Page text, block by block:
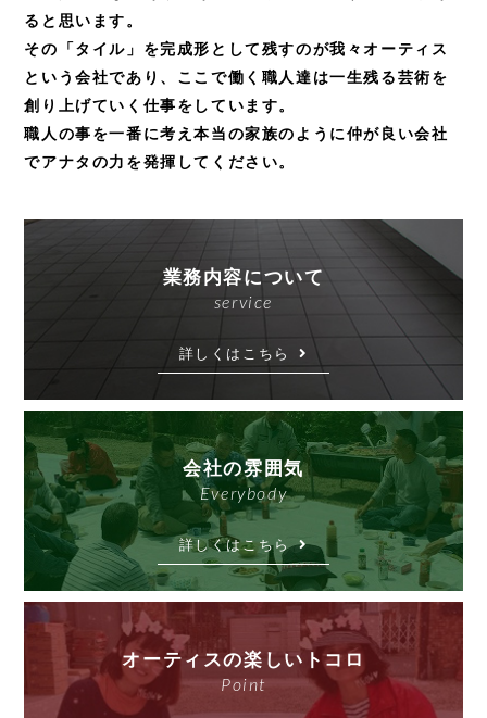
ると思います。
その「タイル」を完成形として残すのが我々オーティス
という会社であり、 ここで働く職人達は一生残る芸術を
創り上げていく仕事をしています。
職人の事を一番に考え本当の家族のように仲が良い会社
でアナタの力を発揮してください。
業務内容について
service
詳しくはこちら
会社の雰囲気
Everybody
詳しくはこちら
オーティスの楽しいトコロ
Point